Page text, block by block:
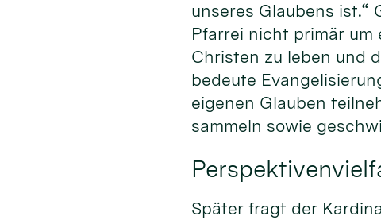
unseres Glaubens ist.“
Pfarrei nicht primär um
Christen zu leben und
bedeute
eigenen Glauben
sammeln sowie
Später fragt der